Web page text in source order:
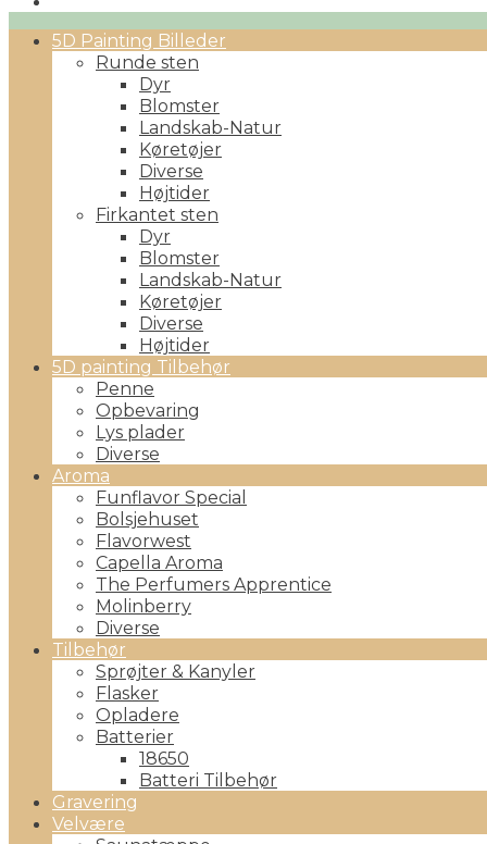
Primary5D Painting Billeder
Runde sten
Dyr
Blomster
Landskab-Natur
Køretøjer
Diverse
Højtider
Firkantet sten
Dyr
Blomster
Landskab-Natur
Køretøjer
Diverse
Højtider
5D painting Tilbehør
Penne
Opbevaring
Lys plader
Diverse
Aroma
Funflavor Special
Bolsjehuset
Flavorwest
Capella Aroma
The Perfumers Apprentice
Molinberry
Diverse
Tilbehør
Sprøjter & Kanyler
Flasker
Opladere
Batterier
18650
Batteri Tilbehør
Gravering
Velvære